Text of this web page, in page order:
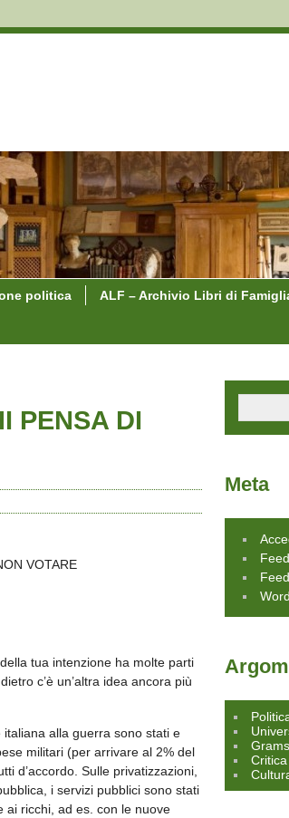
politica ALF – Archivio Libri di
PENSA DI
VOTARE
tua intenzione ha molte parti
c’è un’altra idea ancora più
italiana alla guerra sono stati e
militari (per arrivare al 2% del
d’accordo. Sulle privatizzazioni,
i servizi pubblici sono stati
ai ricchi, ad es. con le nuove
Meta